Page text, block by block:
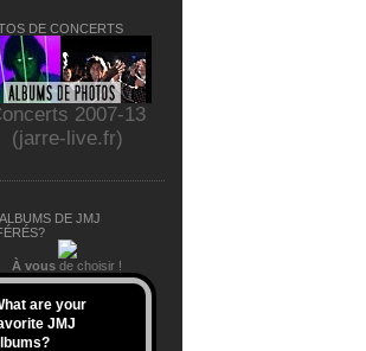
DE CONCERTS
2007-13
(jarre-live.fr)
DE JMJ
À vous de choisir !
are your
JMJ